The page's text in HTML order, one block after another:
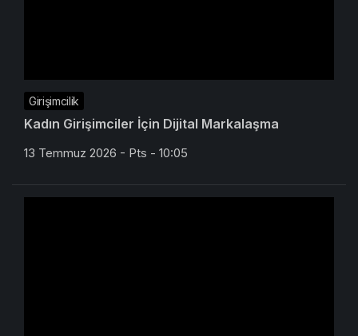
Girişimcilik
Kadın Girişimciler İçin Dijital Markalaşma
13 Temmuz 2026 - Pts - 10:05